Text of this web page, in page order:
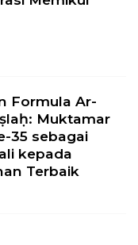
Formula Ar-
Muktamar
35 sebagai
kepada
Terbaik